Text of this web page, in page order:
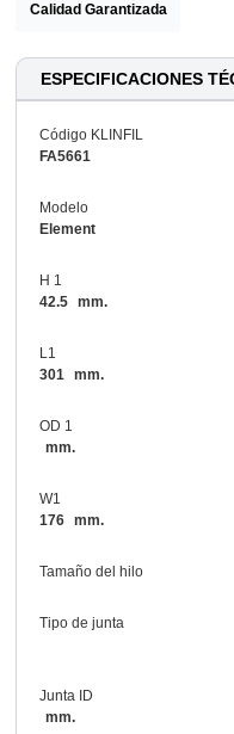
Calidad Garantizada
ESPECIFICACIONES
Código KLINFIL
FA5661
Modelo
Element
H 1
42.5 mm.
L1
301
mm.
OD 1
mm.
W1
176 mm.
Tamaño del hilo
Tipo de junta
Junta ID
mm.